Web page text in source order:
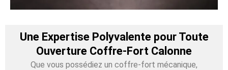
Une Expertise Polyvalente pour Toute
Ouverture Coffre-Fort Calonne
Que vous possédiez un coffre-fort mécanique,